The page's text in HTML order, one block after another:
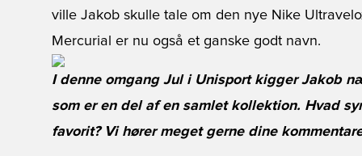
ville Jakob skulle tale om den nye Nike
Mercurial er nu også et ganske godt navn.
I denne omgang Jul i Unisport kigger Jakob
som er en del af en samlet kollektion. Hvad
favorit? Vi hører meget gerne dine